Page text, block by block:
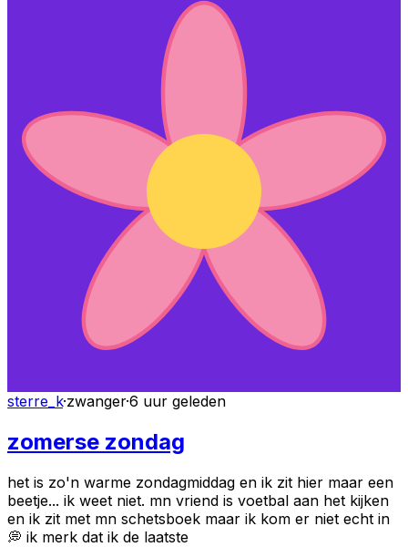
sterre_k·zwanger·6 uur geleden
zomerse zondag
het is zo'n warme zondagmiddag en ik zit hier maar een
beetje... ik weet niet. mn vriend is voetbal aan het kijken
en ik zit met mn schetsboek maar ik kom er niet echt in
💭 ik merk dat ik de laatste